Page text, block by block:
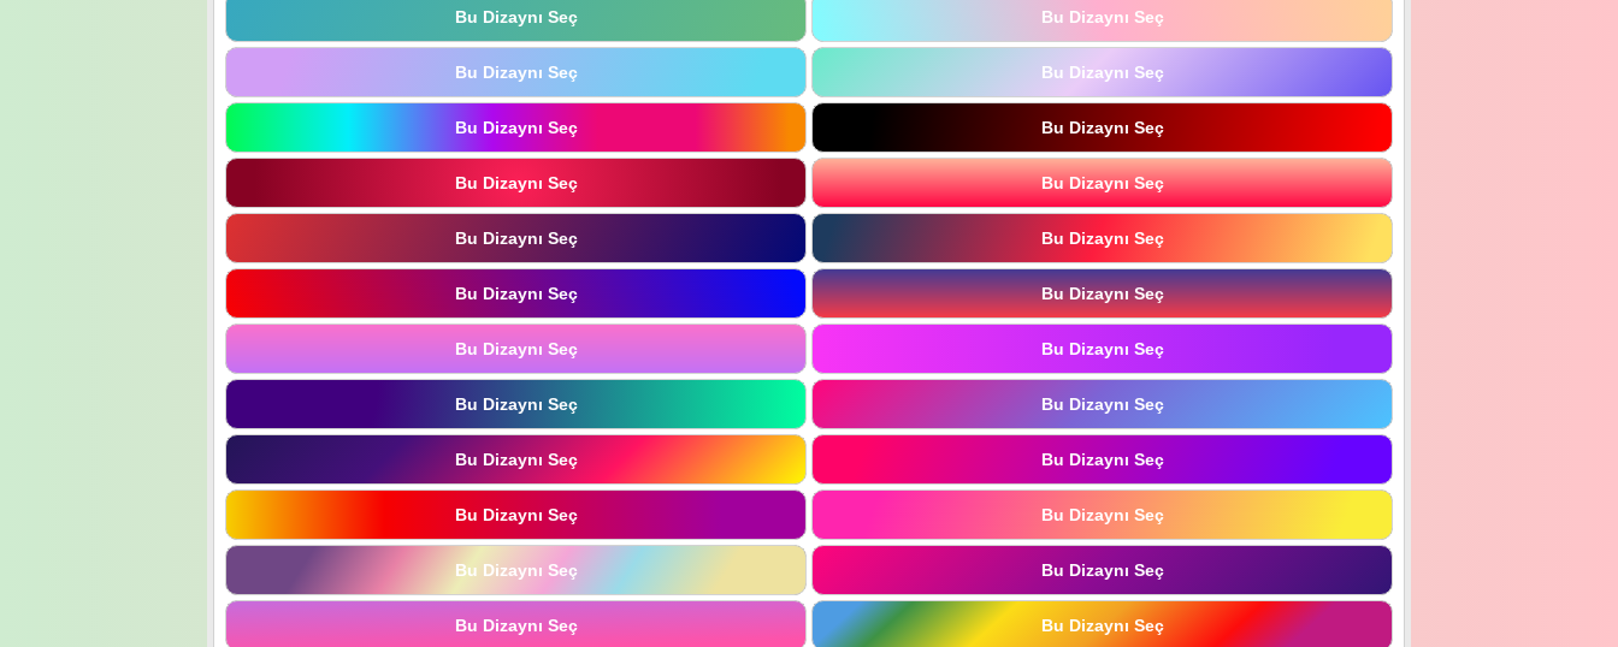
Bu Dizaynı Seç Bu Dizaynı Seç
Bu Dizaynı Seç Bu Dizaynı Seç
Bu Dizaynı Seç Bu Dizaynı Seç
Bu Dizaynı Seç Bu Dizaynı Seç
Bu Dizaynı Seç Bu Dizaynı Seç
Bu Dizaynı Seç Bu Dizaynı Seç
Bu Dizaynı Seç Bu Dizaynı Seç
Bu Dizaynı Seç Bu Dizaynı Seç
Bu Dizaynı Seç Bu Dizaynı Seç
Bu Dizaynı Seç Bu Dizaynı Seç
Bu Dizaynı Seç Bu Dizaynı Seç
Bu Dizaynı Seç Bu Dizaynı Seç